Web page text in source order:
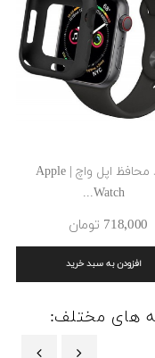
گارد محافظ اپل واچ | Apple
Watch...
718٬000 ‎تومان
افزودن به سبد خرید